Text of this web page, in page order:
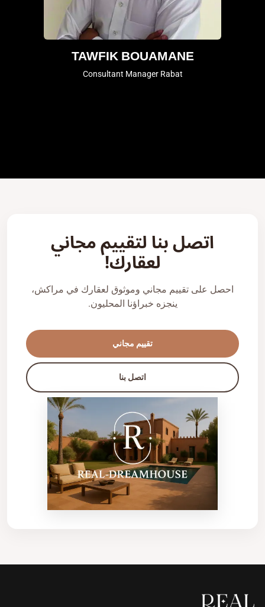
TAWFIK BOUAMANE
Consultant Manager Rabat
اتصل بنا لتقييم مجاني
لعقارك!
احصل على تقييم مجاني وموثوق لعقارك في مراكش،
ينجزه خبراؤنا المحليون.
تقييم مجاني
اتصل بنا